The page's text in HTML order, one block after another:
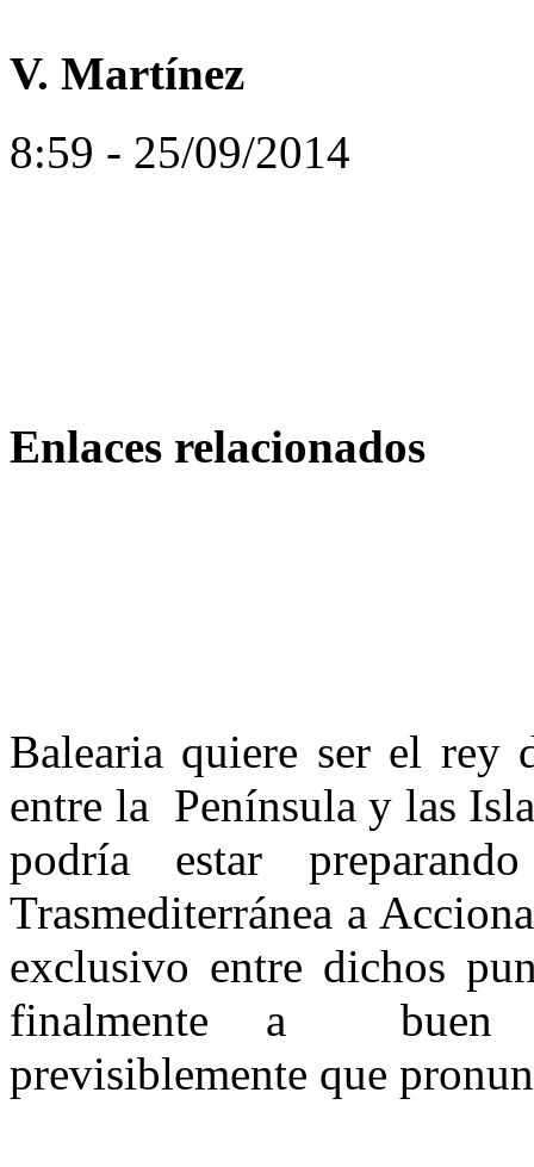
V. Martínez
8:59 - 25/09/2014
Enlaces relacionados
Balearia quiere ser el rey
entre la Península y las
podría estar
Trasmediterránea a
exclusivo entre dichos
finalmente a buen
previsiblemente que